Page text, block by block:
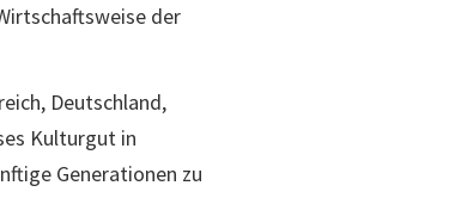
der
Deutschland,
Kulturgut in
Generationen zu